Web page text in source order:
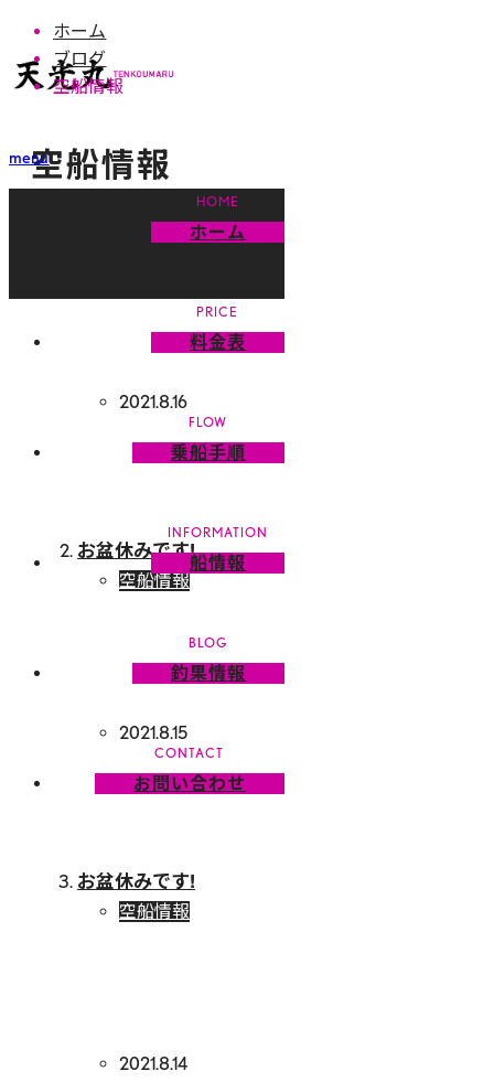
menu
ホーム
料金表
乗船手順
船情報
釣果情報
お問い合わせ
ホーム
ブログ
空船情報
空船情報
おはようございます!
空船情報
2021.8.16
お盆休みです!
空船情報
2021.8.15
お盆休みです!
空船情報
2021.8.14